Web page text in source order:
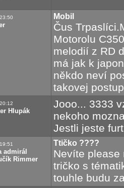
Mobil
Čus
Motorolu
melodií z RD
má jak k
někdo neví
takovej
Hlupák
Jooo... 3333
nekoho
Jestli jeste
admirál
Rimmer
Ttičko ????
Nevíte please
tričko s
touhle budu